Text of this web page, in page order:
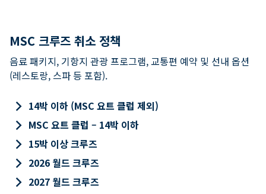
MSC 크루즈 취소 정책
음료 패키지, 기항지 관광 프로그램, 교통편 예약 및 선내 옵션
(레스토랑, 스파 등 포함).
keyboard_arrow_right 14박 이하 (MSC 요트 클럽 제외)
keyboard_arrow_right MSC 요트 클럽 – 14박 이하
keyboard_arrow_right 15박 이상 크루즈
keyboard_arrow_right 2026 월드 크루즈
keyboard_arrow_right 2027 월드 크루즈